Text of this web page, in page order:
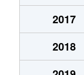
2017
2018